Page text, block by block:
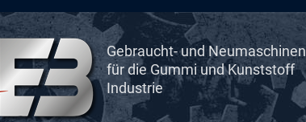
Gebraucht- und Neumaschinen
für die Gummi und Kunststoff
Industrie